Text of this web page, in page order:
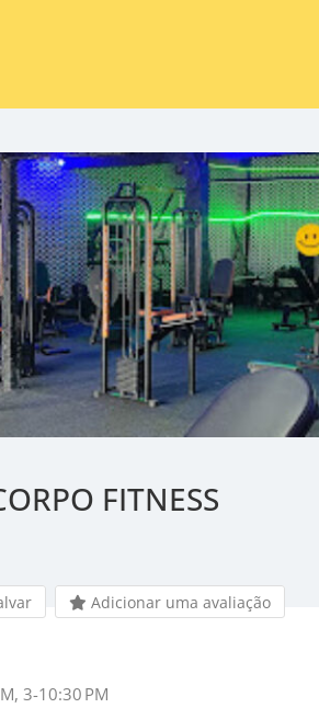
FITNESS
Adicionar uma avaliação
3-10:30 PM